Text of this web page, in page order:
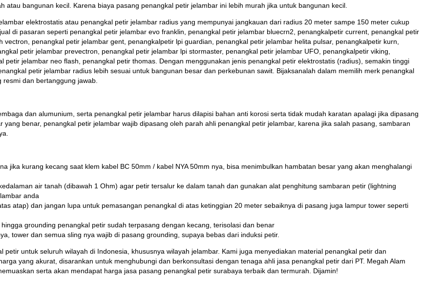
bangunan kecil. Karena biaya pasang penangkal petir jelambar ini lebih murah jika untuk bangunan kecil.
elektrostatis atau penangkal petir jelambar radius yang mempunyai jangkauan dari radius 20 meter sampe 150 meter cukup
di pasaran seperti penangkal petir jelambar evo franklin, penangkal petir jelambar bluecrn2, penangkalpetir current, penangkal petir
penangkal petir jelambar gent, penangkalpetir lpi guardian, penangkal petir jelambar helita pulsar, penangkalpetir kurn,
petir jelambar prevectron, penangkal petir jelambar lpi stormaster, penangkal petir jelambar UFO, penangkalpetir viking,
jelambar neo flash, penangkal petir thomas. Dengan menggunakan jenis penangkal petir elektrostatis (radius), semakin tinggi
petir jelambar radius lebih sesuai untuk bangunan besar dan perkebunan sawit. Bijaksanalah dalam memilih merk penangkal
dan bertanggung jawab.
dan alumunium, serta penangkal petir jelambar harus dilapisi bahan anti korosi serta tidak mudah karatan apalagi jika dipasang
benar, penangkal petir jelambar wajib dipasang oleh parah ahli penangkal petir jelambar, karena jika salah pasang, sambaran
jika kurang kecang saat klem kabel BC 50mm / kabel NYA 50mm nya, bisa menimbulkan hambatan besar yang akan menghalangi
air tanah (dibawah 1 Ohm) agar petir tersalur ke dalam tanah dan gunakan alat penghitung sambaran petir (lightning
anda
atap) dan jangan lupa untuk pemasangan penangkal di atas ketinggian 20 meter sebaiknya di pasang juga lampur tower seperti
grounding penangkal petir sudah terpasang dengan kecang, terisolasi dan benar
tower dan semua sling nya wajib di pasang grounding, supaya bebas dari induksi petir.
untuk seluruh wilayah di Indonesia, khususnya wilayah jelambar. Kami juga menyediakan material penangkal petir dan
yang akurat, disarankan untuk menghubungi dan berkonsultasi dengan tenaga ahli jasa penangkal petir dari PT. Megah Alam
serta akan mendapat harga jasa pasang penangkal petir surabaya terbaik dan termurah. Dijamin!